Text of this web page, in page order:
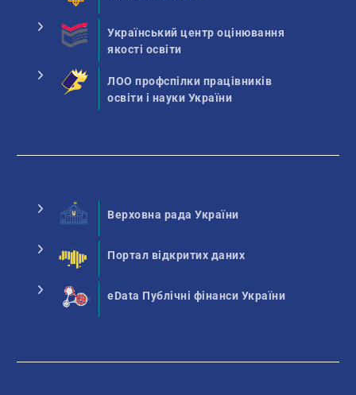
Український центр оцінювання
якості освіти
ЛОО профспілки працівників
освіти і науки України
Верховна рада України
Портал відкритих даних
eData Публічні фінанси України